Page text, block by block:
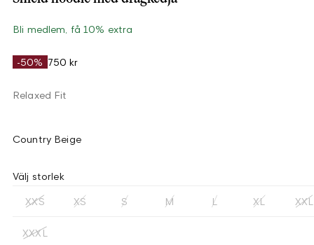
Bli medlem, få 10% extra
-50% 750 kr
Relaxed Fit
Country Beige
Välj storlek
XXS XS S M L XL XXL
XXXL